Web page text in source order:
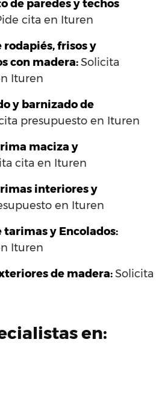
de paredes y techos
cita en Ituren
frisos y
con madera:Solicita
Ituren
y barnizado de
presupuesto en Ituren
maciza y
cita en Ituren
interiores y
en Ituren
y Encolados:
Ituren
de madera:Solicita
en: